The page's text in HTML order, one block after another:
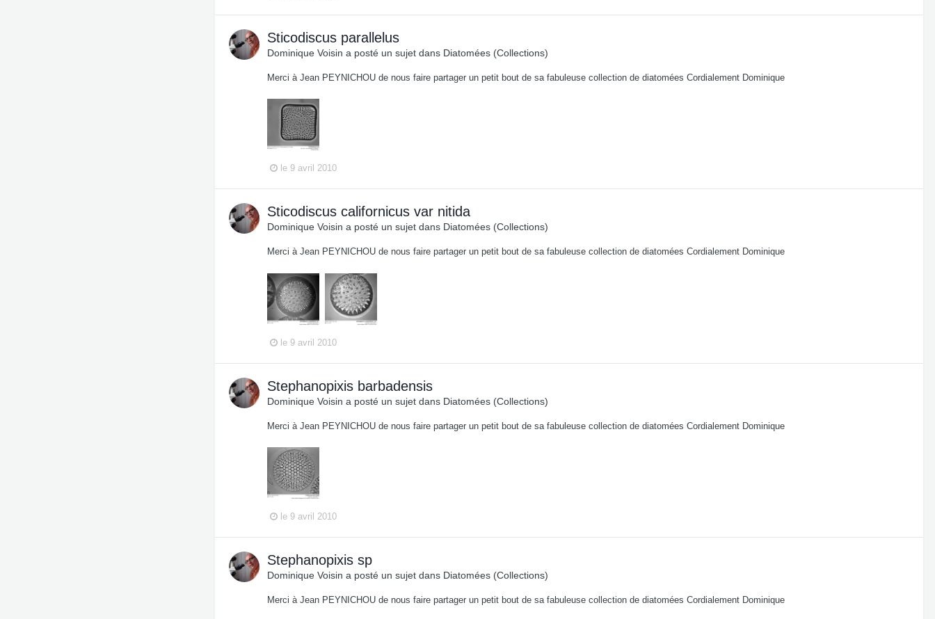
Sticodiscus parallelus
Dominique Voisin a posté un sujet dans Diatomées (Collections)
Merci à Jean PEYNICHOU de nous faire partager un petit bout de sa fabuleuse collection de diatomées Cordialement Dominique
le 9 avril 2010
Sticodiscus californicus var nitida
Dominique Voisin a posté un sujet dans Diatomées (Collections)
Merci à Jean PEYNICHOU de nous faire partager un petit bout de sa fabuleuse collection de diatomées Cordialement Dominique
le 9 avril 2010
Stephanopixis barbadensis
Dominique Voisin a posté un sujet dans Diatomées (Collections)
Merci à Jean PEYNICHOU de nous faire partager un petit bout de sa fabuleuse collection de diatomées Cordialement Dominique
le 9 avril 2010
Stephanopixis sp
Dominique Voisin a posté un sujet dans Diatomées (Collections)
Merci à Jean PEYNICHOU de nous faire partager un petit bout de sa fabuleuse collection de diatomées Cordialement Dominique